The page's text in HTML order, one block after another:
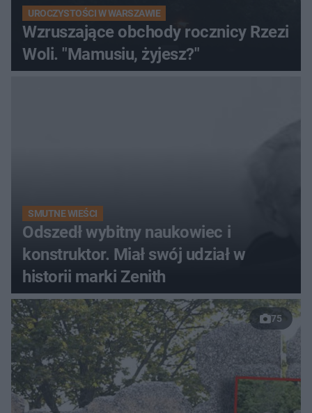
UROCZYSTOŚCI W WARSZAWIE
Wzruszające obchody rocznicy Rzezi
Woli. "Mamusiu, żyjesz?"
SMUTNE WIEŚCI
Odszedł wybitny naukowiec i
konstruktor. Miał swój udział w
historii marki Zenith
75